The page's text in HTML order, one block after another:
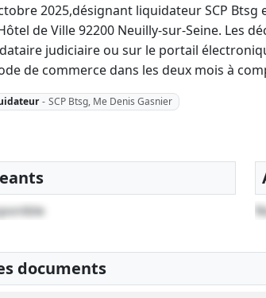
2025,désignant liquidateur SCP
de Ville 92200 Neuilly-sur-Seine. Les
judiciaire ou sur le portail
de commerce dans les deux mois à
- SCP Btsg, Me Denis Gasnier
documents